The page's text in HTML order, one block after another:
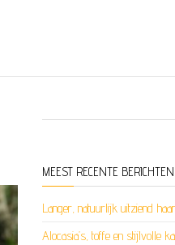
MEEST RECENTE BERICHTEN
Langer, natuurlijk uitziend
Alocasia’s, toffe en stijlvolle